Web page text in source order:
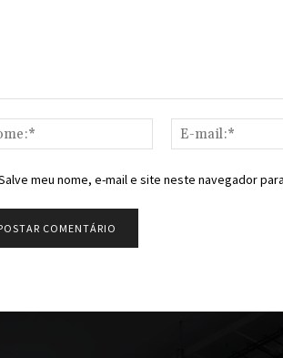
Nome:*
meu nome, e-mail e site neste navegador